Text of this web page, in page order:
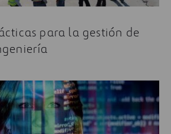
para la gestión de